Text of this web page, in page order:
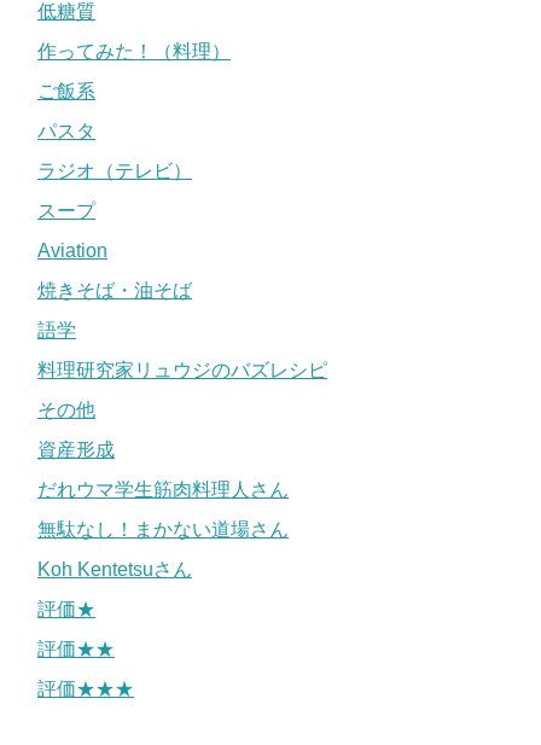
低糖質
作ってみた！（料理）
ご飯系
パスタ
ラジオ（テレビ）
スープ
Aviation
焼きそば・油そば
語学
料理研究家リュウジのバズレシピ
その他
資産形成
だれウマ学生筋肉料理人さん
無駄なし！まかない道場さん
Koh Kentetsuさん
評価★
評価★★
評価★★★